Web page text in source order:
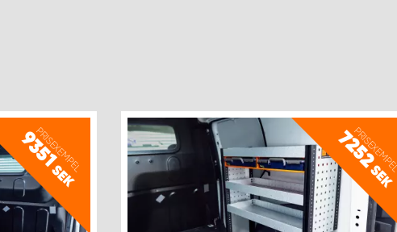
PRISEXEMPEL
9351
SEK
PRISEXEMPEL
7252
SEK